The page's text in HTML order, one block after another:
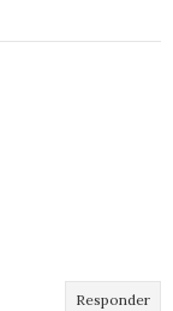
Responder